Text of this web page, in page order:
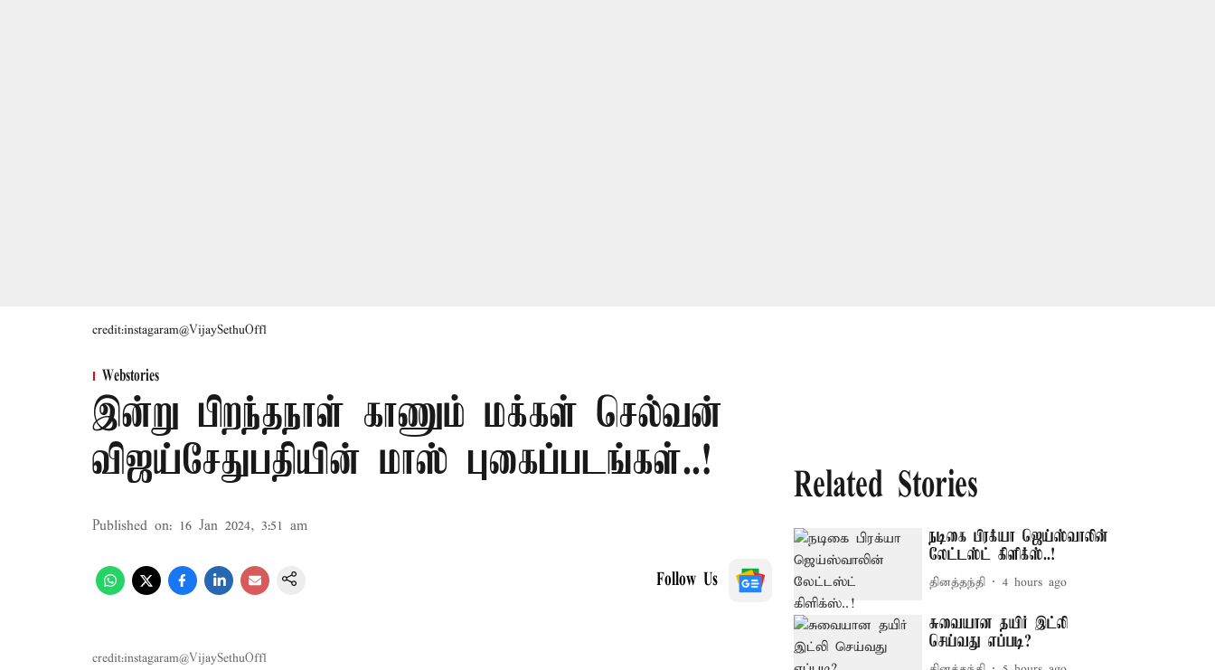
credit:instagaram@VijaySethuOffl
Webstories
இன்று பிறந்தநாள் காணும் மக்கள் செல்வன்
விஜய்சேதுபதியின் மாஸ் புகைப்படங்கள்..!
Published on: 16 Jan 2024, 3:51 am
Follow Us
credit:instagaram@VijaySethuOffl
Related Stories
நடிகை பிரக்யா ஜெய்ஸ்வாலின்
லேட்டஸ்ட் கிளிக்ஸ்..!
தினத்தந்தி 4 hours ago
சுவையான தயிர் இட்லி
செய்வது எப்படி?